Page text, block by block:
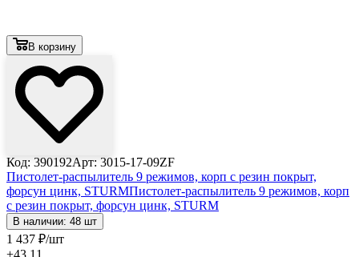
В корзину
Код: 390192Арт: 3015-17-09ZF
Пистолет-распылитель 9 режимов, корп с резин покрыт,
форсун цинк, STURMПистолет-распылитель 9 режимов, корп
с резин покрыт, форсун цинк, STURM
В наличии: 48 шт
1 437 ₽/шт